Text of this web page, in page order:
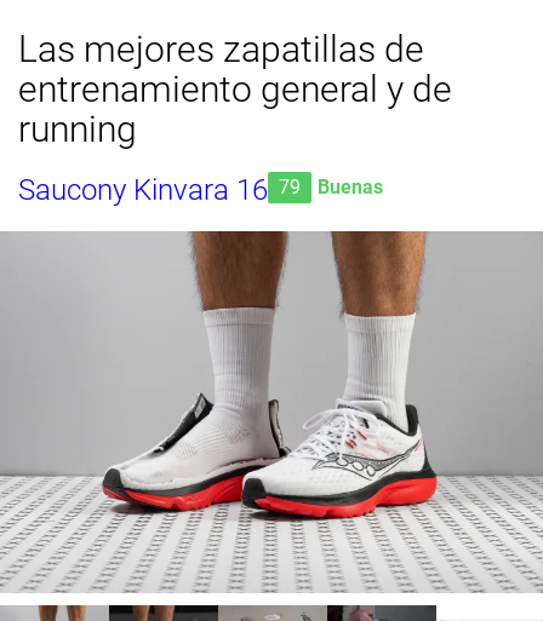
Las mejores zapatillas de
entrenamiento general y de
running
Saucony Kinvara 16 79 Buenas